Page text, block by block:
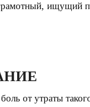
ищущий
от утраты